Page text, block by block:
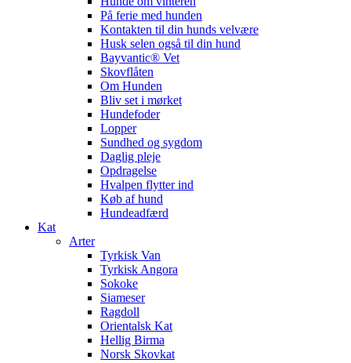
På ferie med hunden
Kontakten til din hunds velvære
Husk selen også til din hund
Bayvantic® Vet
Skovflåten
Om Hunden
Bliv set i mørket
Hundefoder
Lopper
Sundhed og sygdom
Daglig pleje
Opdragelse
Hvalpen flytter ind
Køb af hund
Hundeadfærd
Kat
Arter
Tyrkisk Van
Tyrkisk Angora
Sokoke
Siameser
Ragdoll
Orientalsk Kat
Hellig Birma
Norsk Skovkat